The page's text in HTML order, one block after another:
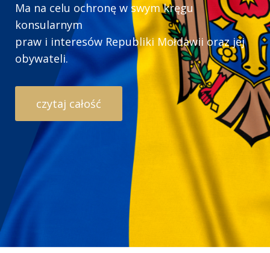
Ma na celu ochronę w swym kręgu
konsularnym
praw i interesów Republiki Mołdawii oraz jej
obywateli.
czytaj całość